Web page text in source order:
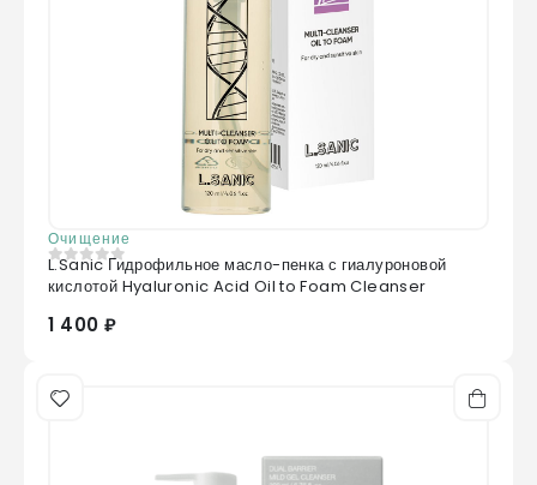
Очищение
0 из 5
L.Sanic Гидрофильное масло-пенка с гиалуроновой
кислотой Hyaluronic Acid Oil to Foam Cleanser
1 400 ₽